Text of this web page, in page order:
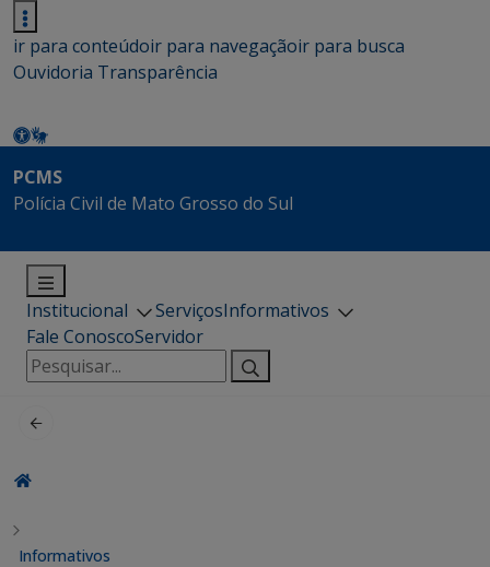
ir para conteúdoir para navegaçãoir para busca
Ouvidoria Transparência
PCMS
Polícia Civil de Mato Grosso do Sul
Institucional ServiçosInformativos
Fale ConoscoServidor
Pesquisar
por:
Informativos